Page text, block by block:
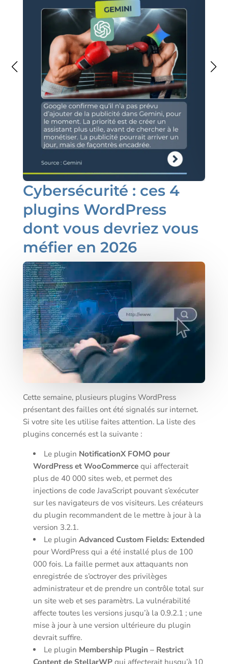
Cybersécurité : ces 4
plugins WordPress
dont vous devriez vous
méfier en 2026
Cette semaine, plusieurs plugins WordPress
présentant des failles ont été signalés sur internet.
Si votre site les utilise faites attention. La liste des
plugins concernés est la suivante :
Le plugin NotificationX FOMO pour
WordPress et WooCommercequi affecterait
plus de 40 000 sites web, et permet des
injections de code JavaScript pouvant s’exécuter
sur les navigateurs de vos visiteurs. Les créateurs
du plugin recommandent de le mettre à jour à la
version 3.2.1.
Le plugin Advanced Custom Fields: Extended
pour WordPress qui a été installé plus de 100
000 fois. La faille permet aux attaquants non
enregistrée de s’octroyer des privilèges
administrateur et de prendre un contrôle total sur
un site web et ses paramètrs. La vulnérabilité
affecte toutes les versions jusqu’à la 0.9.2.1 ; une
mise à jour à une version ultérieure du plugin
devrait suffire.
Le plugin Membership Plugin – Restrict